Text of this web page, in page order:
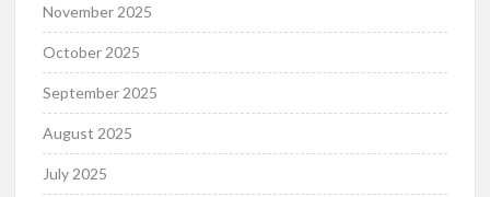
November 2025
October 2025
September 2025
August 2025
July 2025